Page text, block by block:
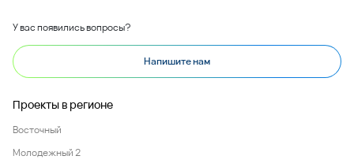
У вас появились вопросы?
Напишите нам
Проекты в регионе
Восточный
Молодежный 2